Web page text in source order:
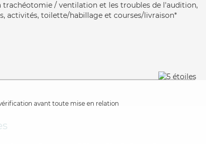
/ ventilation et les troubles de l'audition,
activités, toilette/habillage et courses/livraison*
avant toute mise en relation